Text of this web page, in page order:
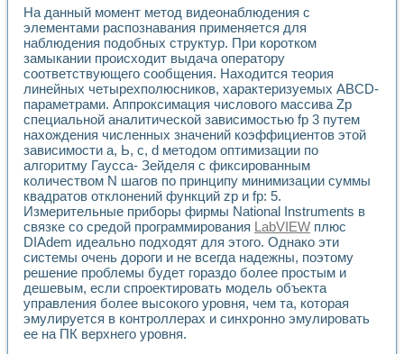
Использование технологий NATIONAL INSTRUMENTS
Оборудование для промышленной термотрансферной
Автоматизация реометрических исследований на базе
Применение измерителя иммитанса для исследова¬ния
Исследование электромагнитных переходных процессов
Стенд для исследования электрических переходных
Автоматизация контроля сварных швов на базе
Измерительный контроль с применением
Моделирование надежности и эффективности систем
Лабораторные практикумы и учебные стенды
Автоматизация лабораторного стенда по измерению
Автоматизированные лабораторные комплексы для
Виртуальный прибор для исследования нелинейных
Использование виртуальных приборов в процесе
Использование программ ELECTRONICS WORKBENCH-
Лабораторный практикум по дисциплине «Цифровые
Лабораторный практикум по ИНС на основе LabVIEW
Лабораторный практикум по основам теории коммутации
Опыт использования NI LabVIEW для создания
Применение LabVIEW для исследования течения в
На данный момент метод видеонаблюдения с
элементами распознавания применяется для
наблюдения подобных структур. При коротком
замыкании происходит выдача оператору
соответствующего сообщения. Находится теория
линейных четырехполюсников, характеризуемых ABCD-
параметрами. Аппроксимация числового массива Zp
специальной аналитической зависимостью fp 3 путем
нахождения численных значений коэффициентов этой
зависимости а, Ь, с, d методом оптимизации по
алгоритму Гаусса- Зейделя с фиксированным
количеством N шагов по принципу минимизации суммы
квадратов отклонений функций zp и fp: 5.
Измерительные приборы фирмы National Instruments в
связке со средой программирования LabVIEW плюс
DIAdem идеально подходят для этого. Однако эти
системы очень дороги и не всегда надежны, поэтому
решение проблемы будет гораздо более простым и
дешевым, если спроектировать модель объекта
управления более высокого уровня, чем та, которая
эмулируется в контроллерах и синхронно эмулировать
ее на ПК верхнего уровня.